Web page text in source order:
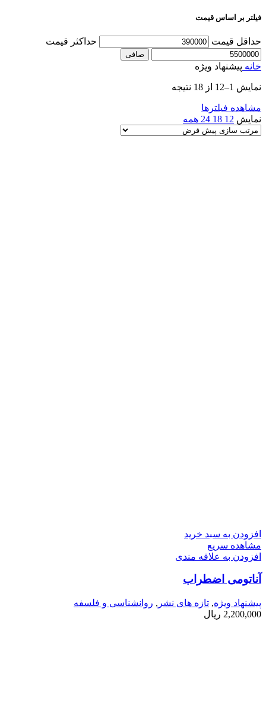
فیلتر بر اساس قیمت
حداقل قیمت حداكثر قيمت
صافی
خانه پیشنهاد ویژه
نمایش 1–12 از 18 نتیجه
مشاهده فیلترها
نمایش 12
18
24 همه
افزودن به سبد خرید
مشاهده سریع
افزودن به علاقه مندی
آناتومی اضطراب
پیشنهاد ویژه, تازه های نشر , روانشناسی و فلسفه
2,200,000 ریال